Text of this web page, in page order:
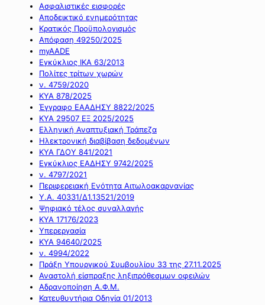
Ασφαλιστικές εισφορές
Αποδεικτικό ενημερότητας
Κρατικός Προϋπολογισμός
Απόφαση 49250/2025
myAADE
Εγκύκλιος ΙΚΑ 63/2013
Πολίτες τρίτων χωρών
ν. 4759/2020
ΚΥΑ 878/2025
Έγγραφο ΕΑΑΔΗΣΥ 8822/2025
ΚΥΑ 29507 ΕΞ 2025/2025
Ελληνική Αναπτυξιακή Τράπεζα
Ηλεκτρονική διαβίβαση δεδομένων
ΚΥΑ ΓΔΟΥ 841/2021
Εγκύκλιος ΕΑΔΗΣΥ 9742/2025
ν. 4797/2021
Περιφερειακή Ενότητα Αιτωλοακαρνανίας
Υ.Α. 40331/Δ1.13521/2019
Ψηφιακό τέλος συναλλαγής
ΚΥΑ 17176/2023
Υπερεργασία
ΚΥΑ 94640/2025
ν. 4994/2022
Πράξη Υπουργικού Συμβουλίου 33 της 27.11.2025
Αναστολή είσπραξης ληξιπρόθεσμων οφειλών
Αδρανοποίηση Α.Φ.Μ.
Κατευθυντήρια Οδηγία 01/2013